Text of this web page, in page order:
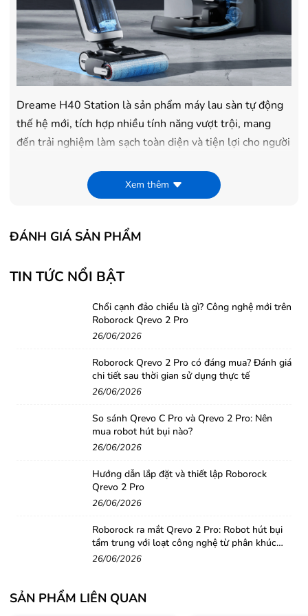
Dreame H40 Station là sản phẩm máy lau sàn tự động
thế hệ mới, tích hợp nhiều tính năng vượt trội, mang
đến trải nghiệm làm sạch toàn diện và tiện lợi cho người
năng tự động hóa cao, Dreame H40 Station không chỉ là
một thiết bị làm sạch mà còn là một giải pháp thông
dùng.
Khoang làm sạch đa năng, tự động thay nước:
Xem thêm
ĐÁNH GIÁ SẢN PHẨM
TIN TỨC NỔI BẬT
Chổi cạnh đảo chiều là gì? Công nghệ mới trên
Roborock Qrevo 2 Pro
26/06/2026
Roborock Qrevo 2 Pro có đáng mua? Đánh giá
chi tiết sau thời gian sử dụng thực tế
26/06/2026
So sánh Qrevo C Pro và Qrevo 2 Pro: Nên
mua robot hút bụi nào?
26/06/2026
Hướng dẫn lắp đặt và thiết lập Roborock
Qrevo 2 Pro
26/06/2026
Roborock ra mắt Qrevo 2 Pro: Robot hút bụi
tầm trung với loạt công nghệ từ phân khúc
cao cấp
26/06/2026
SẢN PHẨM LIÊN QUAN